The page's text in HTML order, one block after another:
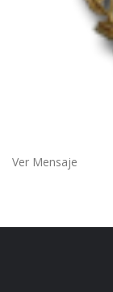
Ver Mensaje